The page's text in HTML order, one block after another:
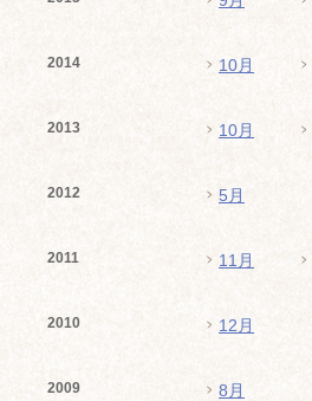
2014 10月
2013 10月
2012 5月
2011 11月
2010 12月
2009 8月